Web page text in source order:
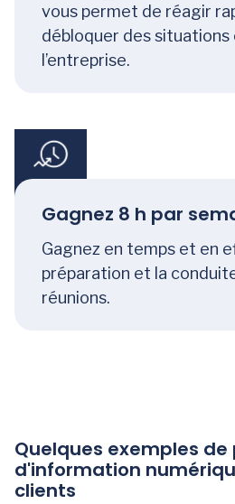
vous permet de réagir
débloquer des situations
l’entreprise.
Gagnez 8 h par
Gagnez en temps et en
préparation et la
réunions.
Quelques exemples de
d'information
clients